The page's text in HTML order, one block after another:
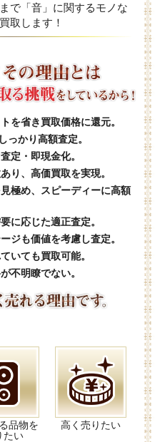
で「音」に関するモノな
取します！
を省き買取価格に還元。
っかり高額査定。
定・即現金化。
り、高価買取を実現。
極め、スピーディーに高額
に応じた適正査定。
ジも価値を考慮し査定。
いても買取可能。
不明瞭でない。
品物を
たい
高く売りたい